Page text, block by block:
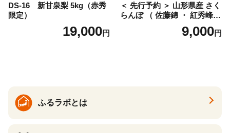
DS-16 新甘泉梨 5kg（赤秀
限定）
19,000円
＜ 先行予約 ＞ 山形県産 さく
らんぼ （ 佐藤錦 ・ 紅秀峰
） ご家庭用 M以上 700g 【20
26年6月下旬から7月上旬発
9,000円
ふるラボとは